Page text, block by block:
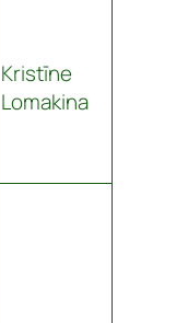
Kristīne
Lomakina